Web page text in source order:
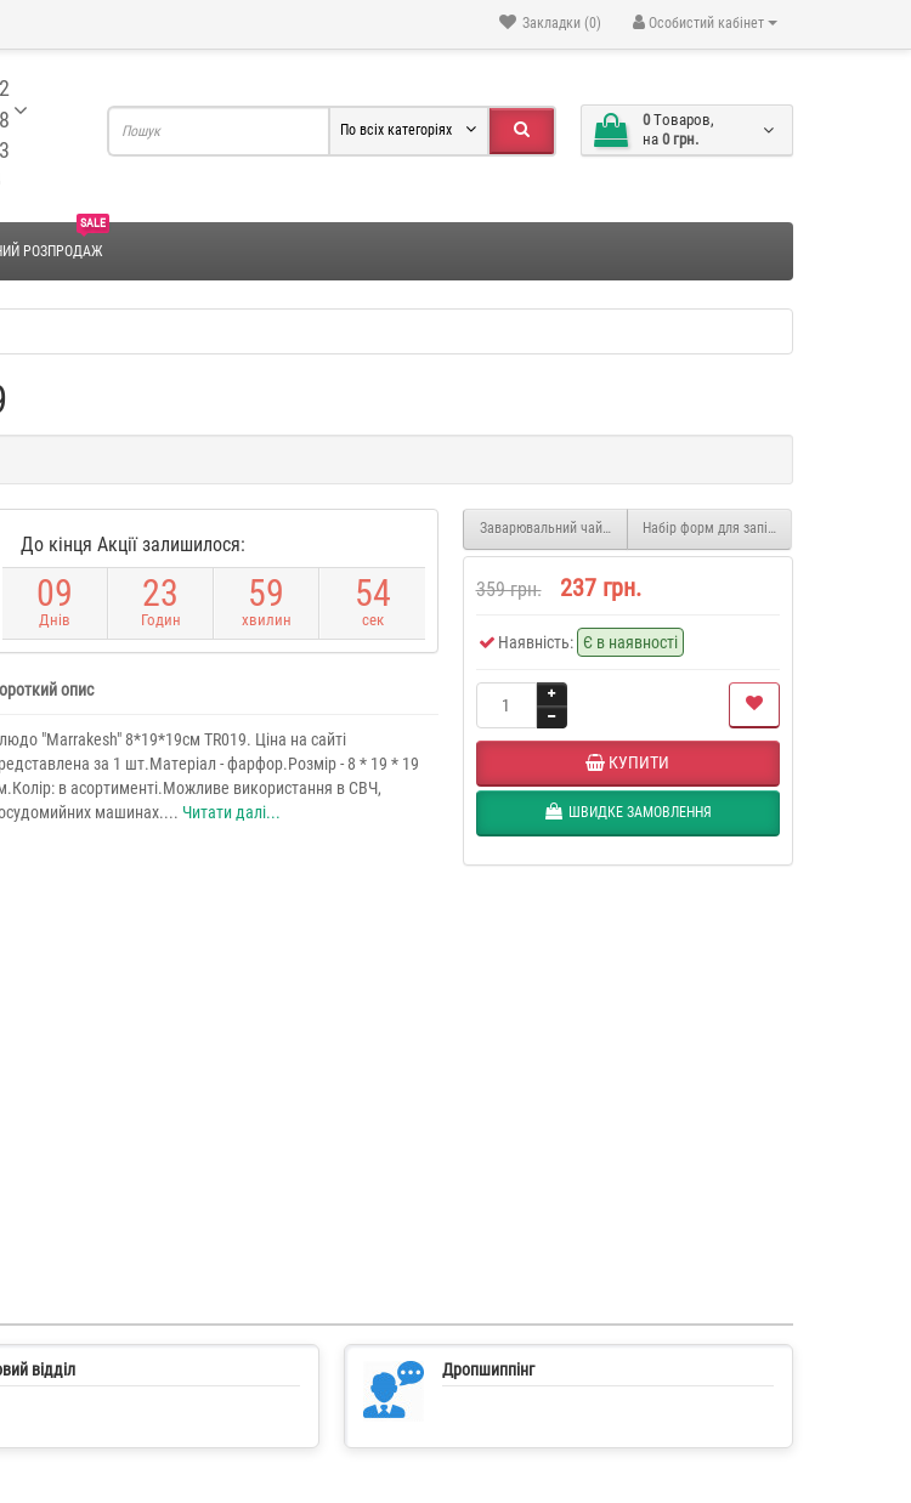
Особистий кабінет
Закладки (0)
0 Tоваров,
на 0 грн.
По всіх категоріях
SALE
РОЗПРОДАЖ
До кінця Акції залишилося:
09
Днів
23
Годин
59
хвилин
54
сек
опис
"Marrakesh" 8*19*19см TR019. Ціна на сайті
за 1 шт.Матеріал - фарфор.Розмір - 8 * 19 * 19
в асортименті.Можливе використання в СВЧ,
машинах.... Читати далі...
Заварювальний чайник "Trapeze" 1000мл ST064
359 грн. 237 грн.
Наявність: Є в наявності
КУПИТИ
ШВИДКЕ ЗАМОВЛЕННЯ
відділ Дропшиппінг